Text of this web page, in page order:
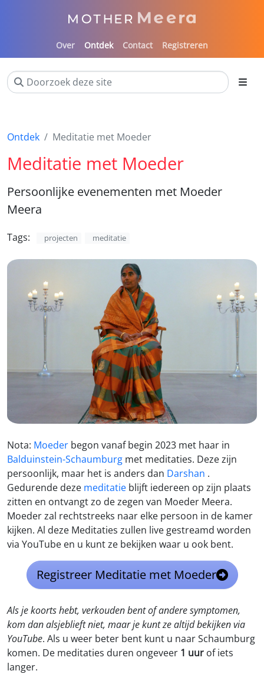
Over Ontdek Contact Registreren
Ontdek Meditatie met Moeder
Meditatie met Moeder
Persoonlijke evenementen met Moeder
Meera
Tags: projecten meditatie
Nota: Moeder begon vanaf begin 2023 met haar in
Balduinstein-Schaumburg met meditaties. Deze zijn
persoonlijk, maar het is anders dan Darshan .
Gedurende deze meditatie blijft iedereen op zijn plaats
zitten en ontvangt zo de zegen van Moeder Meera.
Moeder zal rechtstreeks naar elke persoon in de kamer
kijken. Al deze Meditaties zullen live gestreamd worden
via YouTube en u kunt ze bekijken waar u ook bent.
Registreer Meditatie met Moeder
Als je koorts hebt, verkouden bent of andere symptomen,
kom dan alsjeblieft niet, maar je kunt ze altijd bekijken via
YouTube. Als u weer beter bent kunt u naar Schaumburg
komen. De meditaties duren ongeveer 1 uur of iets
langer.